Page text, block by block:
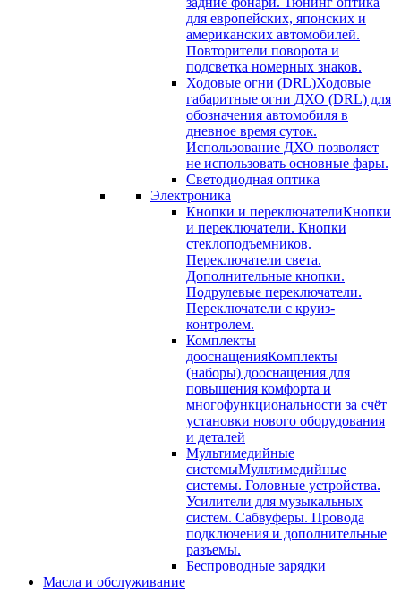
для европейских, японских и
американских автомобилей.
Повторители поворота и
подсветка номерных знаков.
Ходовые огни (DRL)Ходовые
габаритные огни ДХО (DRL) для
обозначения автомобиля в
дневное время суток.
Использование ДХО позволяет
не использовать основные фары.
Светодиодная оптика
Электроника
Кнопки и переключателиКнопки
и переключатели. Кнопки
стеклоподъемников.
Переключатели света.
Дополнительные кнопки.
Подрулевые переключатели.
Переключатели с круиз-
контролем.
Комплекты
дооснащенияКомплекты
(наборы) дооснащения для
повышения комфорта и
многофункциональности за счёт
установки нового оборудования
и деталей
Мультимедийные
системыМультимедийные
системы. Головные устройства.
Усилители для музыкальных
систем. Сабвуферы. Провода
подключения и дополнительные
разъемы.
Беспроводные зарядки
Масла и обслуживание